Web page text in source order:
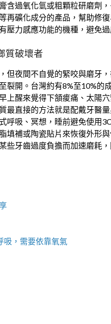
含過氧化氫或粗顆粒研磨劑
再礦化成分的產品，幫助修
壓力感應功能的機種，避免過
質破壞者
但夜間不自覺的緊咬與磨牙
裂開。台灣約有8%至10%的
上醒來覺得下頷痠痛、太陽
最直接的方法就是配戴牙醫
呼吸、冥想，睡前避免使用
填補或陶瓷貼片來恢復外形
些牙齒過度負擔而加速磨耗
吸，需要依靠氧氣